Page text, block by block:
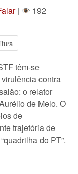
|
192
têm-se
contra
o relator
de Melo. O
de
trajetória de
do PT”.